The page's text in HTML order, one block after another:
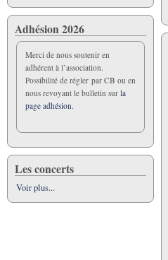
Adhésion 2026
Merci de nous soutenir en
adhérent à l’association.
Possibilité de régler par CB ou en
nous revoyant le bulletin sur la
page adhésion.
Les concerts
Voir plus...